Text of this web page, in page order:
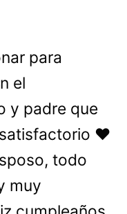
para
el
y padre que
♥
todo
muy